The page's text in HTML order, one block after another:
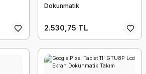
Dokunmatik
2.530,75 TL